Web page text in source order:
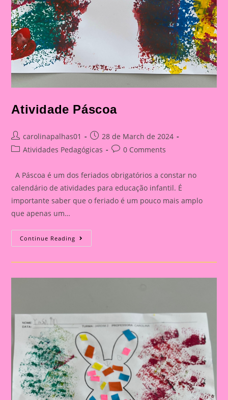
Atividade Páscoa
Post
author:
carolinapalhas01
Post
published:
28 de March de 2024
PostAtividades Pedagógicas
Post0 Comments
A Páscoa é um dos feriados obrigatórios a constar no
calendário de atividades para educação infantil. É
importante saber que o feriado é um pouco mais amplo
que apenas um…
Continue Reading Atividade
Páscoa